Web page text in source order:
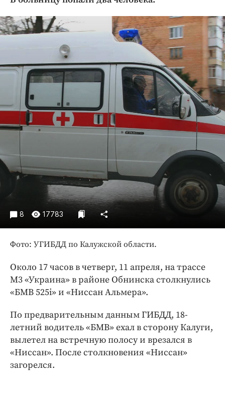
Криминал
Культура
Недвижимость и ЖКХ
Образование
Общество
Погода
Праздники
Происшествия
Спорт
Блоги
Издания
Медиаперсона
Интересное чтиво
Клиника года
Работодатель года
8 17783
Фото: УГИБДД по Калужской области.
Около 17 часов в четверг, 11 апреля, на трассе
М3 «Украина» в районе Обнинска столкнулись
«БМВ 525i» и «Ниссан Альмера».
По предварительным данным ГИБДД, 18-
летний водитель «БМВ» ехал в сторону Калуги,
вылетел на встречную полосу и врезался в
«Ниссан». После столкновения «Ниссан»
загорелся.